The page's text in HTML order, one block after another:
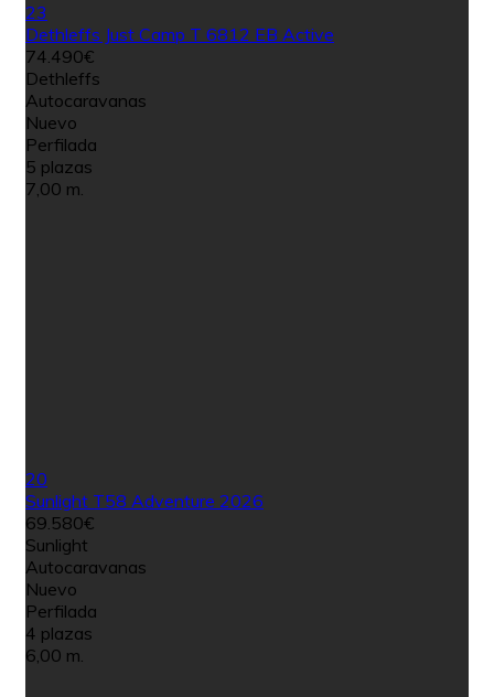
23
Dethleffs Just Camp T 6812 EB Active
74.490€
Dethleffs
Autocaravanas
Nuevo
Perfilada
5 plazas
7,00 m.
20
Sunlight T58 Adventure 2026
69.580€
Sunlight
Autocaravanas
Nuevo
Perfilada
4 plazas
6,00 m.